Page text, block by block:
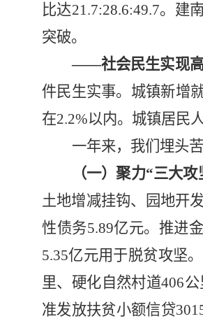
比达21.7:28.6:49.7。建
突破。
——社会民生实现
件民生实事。城镇新增
在2.2%以内。城镇居民
一年来，我们埋头
（一）聚力“三大
土地增减挂钩、园地开
性债务5.89亿元。推进
5.35亿元用于脱贫攻坚
里、硬化自然村道406
准发放扶贫小额信贷